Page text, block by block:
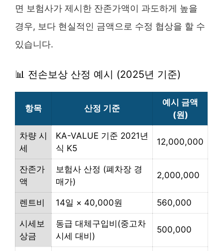
면 보험사가 제시한 잔존가액이 과도하게 높을
경우, 보다 현실적인 금액으로 수정 협상을 할 수
있습니다.
📊 전손보상 산정 예시 (2025년 기준)
항목 산정 기준
예시 금액
(원)
차량 시
세
KA-VALUE 기준 2021년
식 K5
12,000,000
잔존가
액
보험사 산정 (폐차장 경
매가)
2,000,000
렌트비 14일 × 40,000원 560,000
시세보
상금
동급 대체구입비(중고차
시세 대비)
500,000